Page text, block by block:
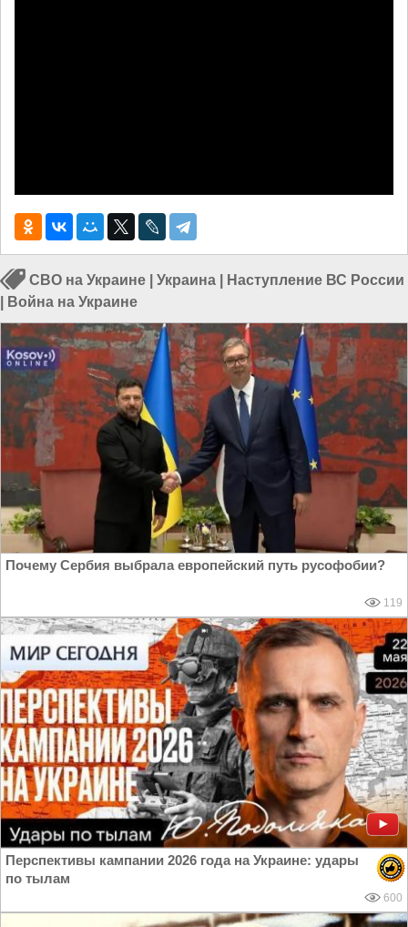
СВО на Украине Украина
Наступление ВС России
Война на Украине
Почему Сербия выбрала европейский путь русофобии?
119
Перспективы кампании 2026 года на Украине: удары
по тылам
600